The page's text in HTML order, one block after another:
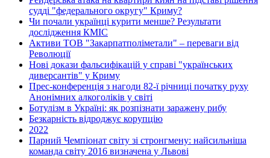
судді "федерального округу" Криму?
Чи почали українці курити менше? Результати
дослідження КМІС
Активи ТОВ "Закарпатполіметали" – переваги від
Революції
Нові докази фальсифікацій у справі "українських
диверсантів" у Криму
Прес-конференція з нагоди 82-ї річниці початку руху
Анонімних алкоголіків у світі
Ботулізм в Україні: як розпізнати заражену рибу
Безкарність відроджує корупцію
2022
Парний Чемпіонат світу зі стронгмену: найсильніша
команда світу 2016 визначена у Львові